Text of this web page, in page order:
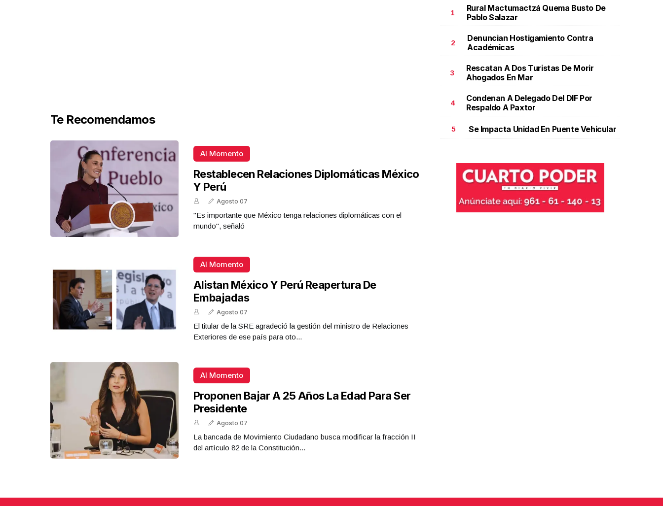
Te Recomendamos
Al Momento
Restablecen Relaciones Diplomáticas México
Y Perú
Agosto 07
"Es importante que México tenga relaciones diplomáticas con el
mundo", señaló
Al Momento
Alistan México Y Perú Reapertura De
Embajadas
Agosto 07
El titular de la SRE agradeció la gestión del ministro de Relaciones
Exteriores de ese país para oto...
Al Momento
Proponen Bajar A 25 Años La Edad Para Ser
Presidente
Agosto 07
La bancada de Movimiento Ciudadano busca modificar la fracción II
del artículo 82 de la Constitución...
Octubre 02 l 6 Visitas
Santiago cumplió 3 años.Santiago cumplió 3 años
Octubre 03 l
1
Rural Mactumactzá Quema Busto De
Pablo Salazar
2
Denuncian Hostigamiento Contra
Académicas
3
Rescatan A Dos Turistas De Morir
Ahogados En Mar
4
Condenan A Delegado Del DIF Por
Respaldo A Paxtor
5 Se Impacta Unidad En Puente Vehicular